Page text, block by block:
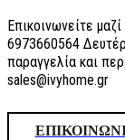
Επικοινωνείτε
6973660564
παραγγελία και
sales@ivyhome.gr